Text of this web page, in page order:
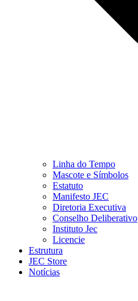
Linha do Tempo
Mascote e Símbolos
Estatuto
Manifesto JEC
Diretoria Executiva
Conselho Deliberativo
Instituto Jec
Licencie
Estrutura
JEC Store
Notícias